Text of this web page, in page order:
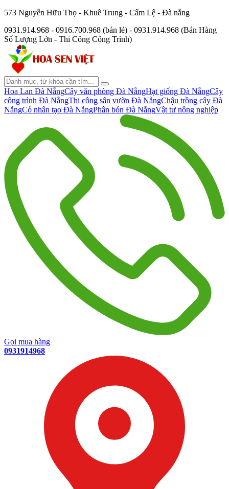
573 Nguyễn Hữu Thọ - Khuê Trung - Cẩm Lệ - Đà nẵng
0931.914.968 - 0916.700.968 (bán lẻ) - 0931.914.968 (Bán Hàng
Số Lượng Lớn - Thi Công Công Trình)
Hoa Lan Đà NẵngCây văn phòng Đà NẵngHạt giống Đà NẵngCây
công trình Đà NẵngThi công sân vườn Đà NẵngChậu trồng cây Đà
NẵngCỏ nhân tạo Đà NẵngPhân bón Đà NẵngVật tư nông nghiệp
Gọi mua hàng
0931914968